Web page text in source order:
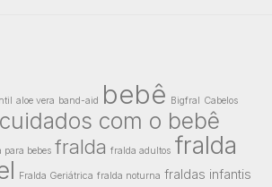
aloe vera band-aid bebê Bigfral Cabelos
cuidados com o bebê
para bebes fralda fralda adultos fralda
Fralda Geriátrica fralda noturna fraldas infantis